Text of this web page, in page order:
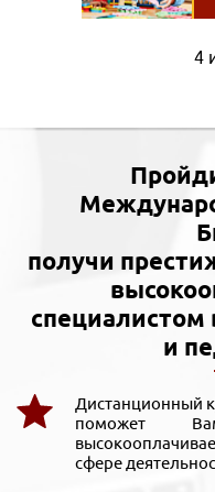
4
получи
специалистом
и
Дистанционный
поможет
сфере